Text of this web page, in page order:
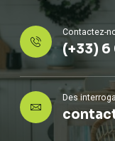
Contactez-
(+33)
Des